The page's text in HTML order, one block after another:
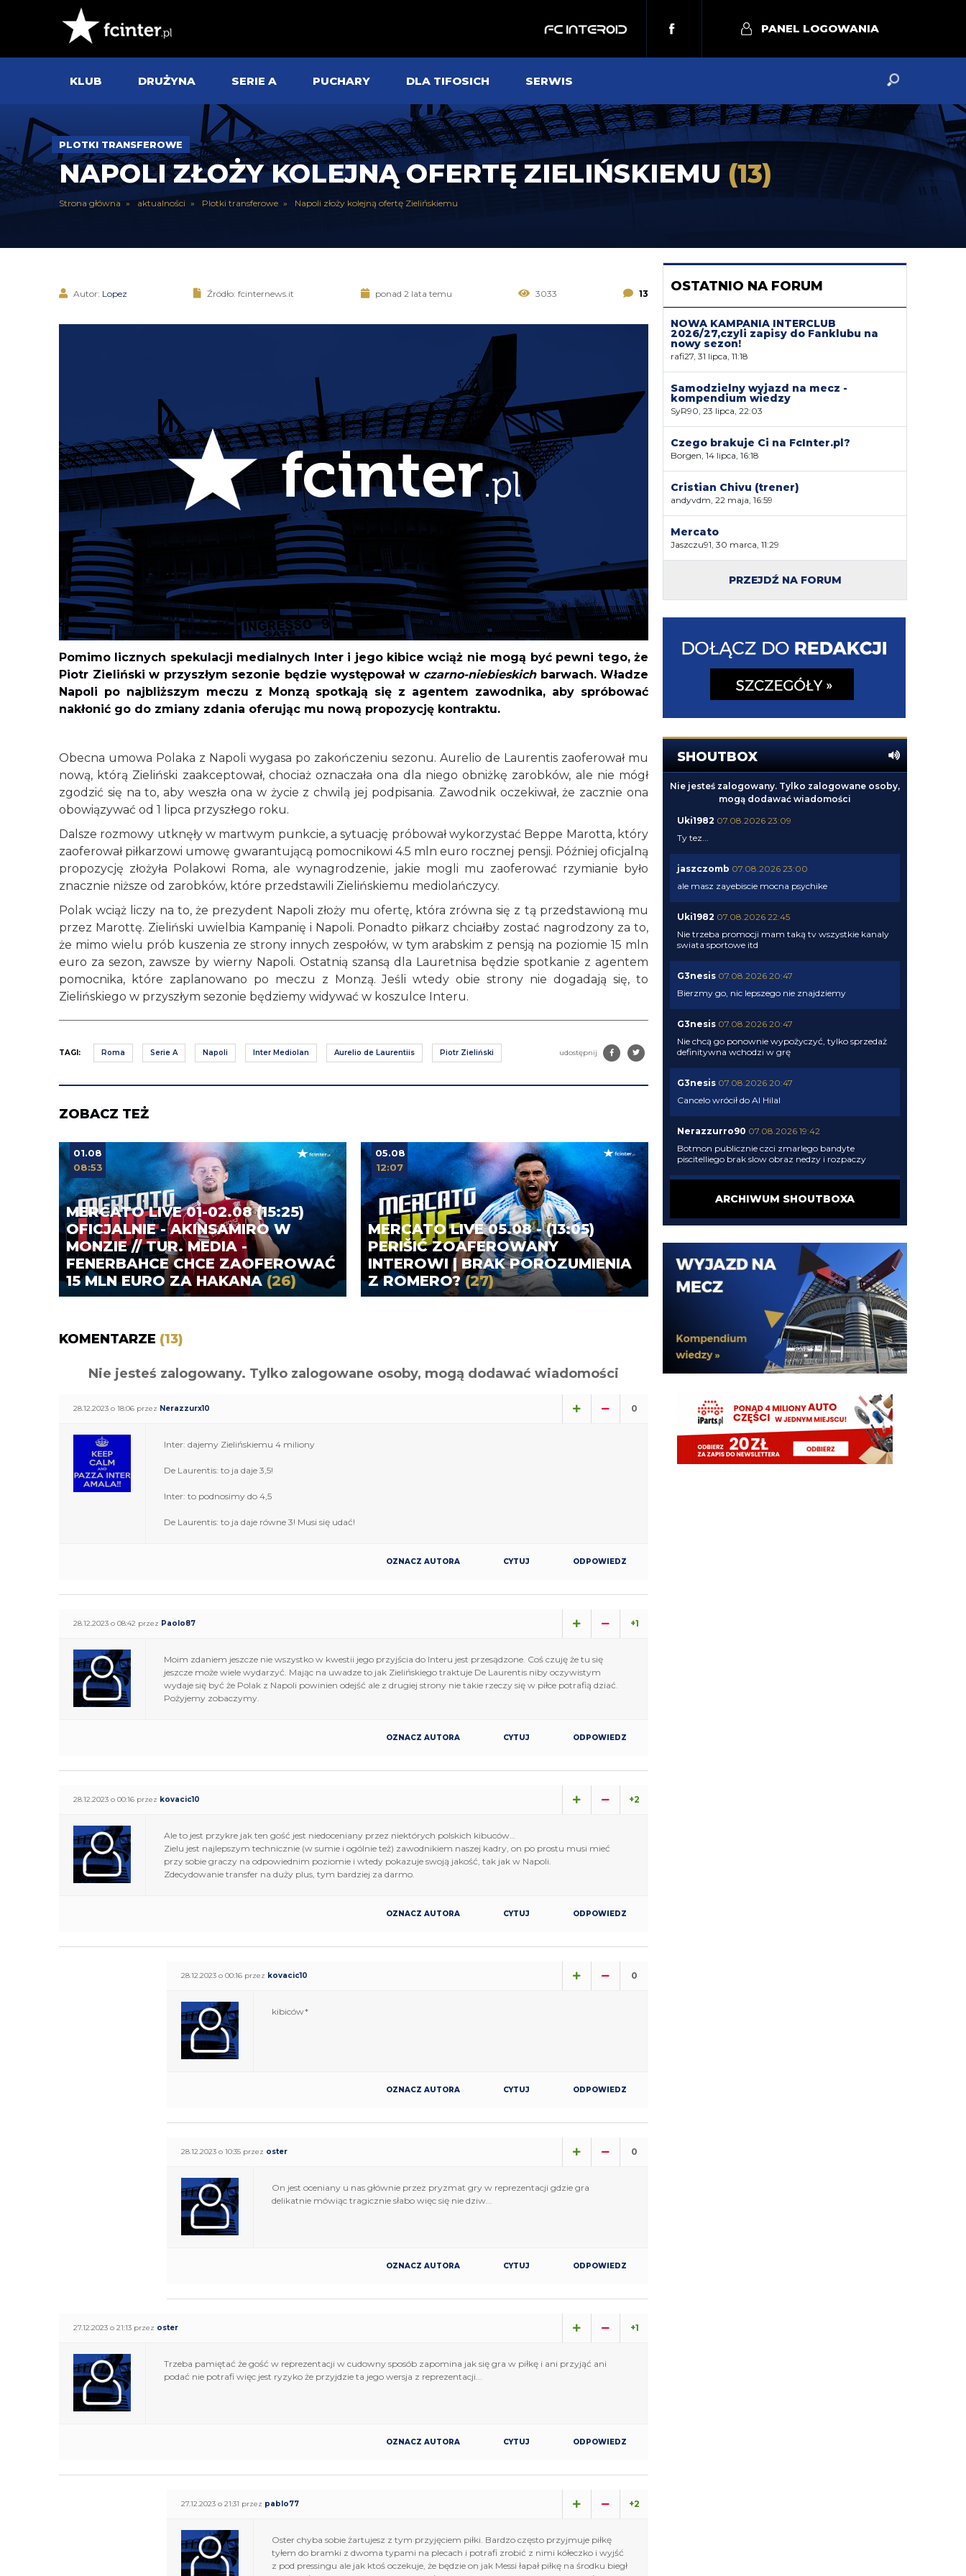
PANEL LOGOWANIA
KLUB DRUŻYNA SERIE A PUCHARY DLA TIFOSICH SERWIS
PLOTKI TRANSFEROWE
NAPOLI ZŁOŻY KOLEJNĄ OFERTĘ ZIELIŃSKIEMU (13)
Strona główna aktualności Plotki transferowe Napoli złoży kolejną ofertę Zielińskiemu
Autor: Lopez Źródło: fcinternews.it ponad 2 lata temu 3033 13
Pomimo licznych spekulacji medialnych Inter i jego kibice wciąż nie mogą być pewni tego, że
Piotr Zieliński w przyszłym sezonie będzie występował w czarno-niebieskichbarwach. Władze
Napoli po najbliższym meczu z Monzą spotkają się z agentem zawodnika, aby spróbować
nakłonić go do zmiany zdania oferując mu nową propozycję kontraktu.
Obecna umowa Polaka z Napoli wygasa po zakończeniu sezonu. Aurelio de Laurentis zaoferował mu
nową, którą Zieliński zaakceptował, chociaż oznaczała ona dla niego obniżkę zarobków, ale nie mógł
zgodzić się na to, aby weszła ona w życie z chwilą jej podpisania. Zawodnik oczekiwał, że zacznie ona
obowiązywać od 1 lipca przyszłego roku.
Dalsze rozmowy utknęły w martwym punkcie, a sytuację próbował wykorzystać Beppe Marotta, który
zaoferował piłkarzowi umowę gwarantującą pomocnikowi 4.5 mln euro rocznej pensji. Później oficjalną
propozycję złożyła Polakowi Roma, ale wynagrodzenie, jakie mogli mu zaoferować rzymianie było
znacznie niższe od zarobków, które przedstawili Zielińskiemu mediolańczycy.
Polak wciąż liczy na to, że prezydent Napoli złoży mu ofertę, która zrówna się z tą przedstawioną mu
przez Marottę. Zieliński uwielbia Kampanię i Napoli. Ponadto piłkarz chciałby zostać nagrodzony za to,
że mimo wielu prób kuszenia ze strony innych zespołów, w tym arabskim z pensją na poziomie 15 mln
euro za sezon, zawsze by wierny Napoli. Ostatnią szansą dla Lauretnisa będzie spotkanie z agentem
pomocnika, które zaplanowano po meczu z Monzą. Jeśli wtedy obie strony nie dogadają się, to
Zielińskiego w przyszłym sezonie będziemy widywać w koszulce Interu.
TAGI: Roma Serie A Napoli Inter Mediolan Aurelio de Laurentiis Piotr Zieliński udostępnij
ZOBACZ TEŻ
MERCATO LIVE 01-02.08 (15:25)
OFICJALNIE - AKINSAMIRO W
MONZIE // TUR. MEDIA -
FENERBAHCE CHCE ZAOFEROWAĆ
15 MLN EURO ZA HAKANA (26)
01.08
08:53
MERCATO LIVE 05.08 - (13:05)
PERIŠIĆ ZOAFEROWANY
INTEROWI | BRAK POROZUMIENIA
Z ROMERO?(27)
05.08
12:07
KOMENTARZE (13)
Nie jesteś zalogowany. Tylko zalogowane osoby, mogą dodawać wiadomości
28.12.2023 o 18:06 przez Nerazzurx10 0
Inter: dajemy Zielińskiemu 4 miliony
De Laurentis: to ja daje 3,5!
Inter: to podnosimy do 4,5
De Laurentis: to ja daje równe 3! Musi się udać!
OZNACZ AUTORA CYTUJ ODPOWIEDZ
28.12.2023 o 08:42 przez Paolo87 +1
Moim zdaniem jeszcze nie wszystko w kwestii jego przyjścia do Interu jest przesądzone. Coś czuję że tu się
jeszcze może wiele wydarzyć. Mając na uwadze to jak Zielińskiego traktuje De Laurentis niby oczywistym
wydaje się być że Polak z Napoli powinien odejść ale z drugiej strony nie takie rzeczy się w piłce potrafią dziać.
Pożyjemy zobaczymy.
OZNACZ AUTORA CYTUJ ODPOWIEDZ
28.12.2023 o 00:16 przez kovacic10 +2
Ale to jest przykre jak ten gość jest niedoceniany przez niektórych polskich kibuców…
Zielu jest najlepszym technicznie (w sumie i ogólnie też) zawodnikiem naszej kadry, on po prostu musi mieć
przy sobie graczy na odpowiednim poziomie i wtedy pokazuje swoją jakość, tak jak w Napoli.
Zdecydowanie transfer na duży plus, tym bardziej za darmo.
OZNACZ AUTORA CYTUJ ODPOWIEDZ
28.12.2023 o 00:16 przez kovacic10 0
kibiców*
OZNACZ AUTORA CYTUJ ODPOWIEDZ
28.12.2023 o 10:35 przez oster 0
On jest oceniany u nas głównie przez pryzmat gry w reprezentacji gdzie gra
delikatnie mówiąc tragicznie słabo więc się nie dziw...
OZNACZ AUTORA CYTUJ ODPOWIEDZ
27.12.2023 o 21:13 przez oster +1
Trzeba pamiętać że gość w reprezentacji w cudowny sposób zapomina jak się gra w piłkę i ani przyjąć ani
podać nie potrafi więc jest ryzyko że przyjdzie ta jego wersja z reprezentacji...
OZNACZ AUTORA CYTUJ ODPOWIEDZ
27.12.2023 o 21:31 przez pablo77 +2
Oster chyba sobie żartujesz z tym przyjęciem piłki. Bardzo często przyjmuje piłkę
tyłem do bramki z dwoma typami na plecach i potrafi zrobić z nimi kółeczko i wyjść
z pod pressingu ale jak ktoś oczekuje, że będzie on jak Messi łapał piłkę na środku biegł
OSTATNIO NA FORUM
NOWA KAMPANIA INTERCLUB
2026/27,czyli zapisy do Fanklubu na
nowy sezon!
rafi27, 31 lipca, 11:18
Samodzielny wyjazd na mecz -
kompendium wiedzy
SyR90, 23 lipca, 22:03
Czego brakuje Ci na FcInter.pl?
Borgen, 14 lipca, 16:18
Cristian Chivu (trener)
andyvdm, 22 maja, 16:59
Mercato
Jaszczu91, 30 marca, 11:29
PRZEJDŹ NA FORUM
SHOUTBOX
Nie jesteś zalogowany. Tylko zalogowane osoby,
mogą dodawać wiadomości
Uki1982 07.08.2026 23:09
Ty tez...
jaszczomb 07.08.2026 23:00
ale masz zayebiscie mocna psychike
Uki1982 07.08.2026 22:45
Nie trzeba promocji mam taką tv wszystkie kanaly
swiata sportowe itd
G3nesis 07.08.2026 20:47
Bierzmy go, nic lepszego nie znajdziemy
G3nesis 07.08.2026 20:47
Nie chcą go ponownie wypożyczyć, tylko sprzedaż
definitywna wchodzi w grę
G3nesis 07.08.2026 20:47
Cancelo wrócił do Al Hilal
Nerazzurro90 07.08.2026 19:42
Botmon publicznie czci zmarlego bandyte
piscitelliego brak slow obraz nedzy i rozpaczy
Hehe 😁
FENDI_SOSA
07.08.2026 18:56
Adriano ty already dead a nie forever he xd
FENDI_SOSA 07.08.2026 18:56
Oleeks ciśnij go he
mnie też zbanował za danie reakcji haha na jego
ostatnie stanowisko które było ostatnie ostatnim
ostatniejsze i najostatniejsze
Adriano_forever 07.08.2026 18:29
ARCHIWUM SHOUTBOXA